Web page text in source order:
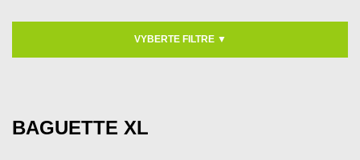
VYBERTE FILTRE ▼
BAGUETTE XL